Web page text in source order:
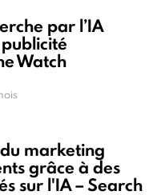
par l’IA
Watch
marketing
grâce à des
sur l'IA – Search